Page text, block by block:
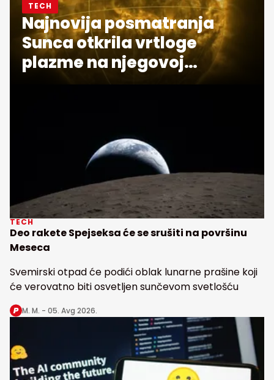
TECH
Najnovija posmatranja
Sunca otkrila vrtloge
plazme na njegovoj
površini
TECH
Deo rakete Spejseksa će se srušiti na površinu
Meseca
Svemirski otpad će podići oblak lunarne prašine koji
će verovatno biti osvetljen sunčevom svetlošću
M. M. - 05. Avg 2026.